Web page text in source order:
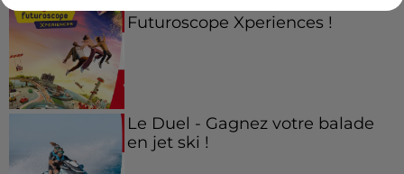
Futuroscope Xperiences !
Le Duel - Gagnez votre balade
en jet ski !